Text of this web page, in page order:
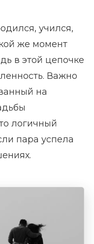
учился,
же момент
в этой цепочке
Важно
на
логичный
пара успела